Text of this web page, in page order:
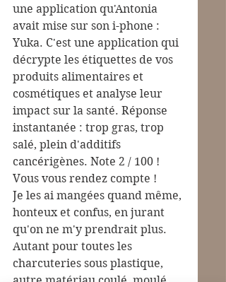
une application qu'Antonia
avait mise sur son i-phone :
Yuka. C'est une application qui
décrypte les étiquettes de vos
produits alimentaires et
cosmétiques et analyse leur
impact sur la santé. Réponse
instantanée : trop gras, trop
salé, plein d'additifs
cancérigènes. Note 2 / 100 !
Vous vous rendez compte !
Je les ai mangées quand même,
honteux et confus, en jurant
qu'on ne m'y prendrait plus.
Autant pour toutes les
charcuteries sous plastique,